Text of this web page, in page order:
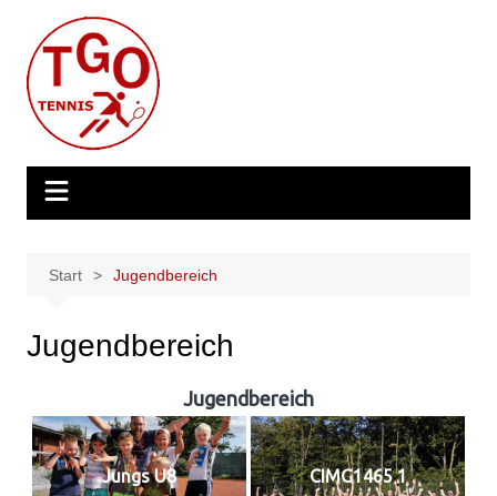
Inhalt
springen
Start Jugendbereich
Jugendbereich
Jugendbereich
Jungs U8 CIMG1465 1